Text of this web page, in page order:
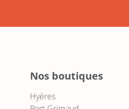
Nos boutiques
Hyères